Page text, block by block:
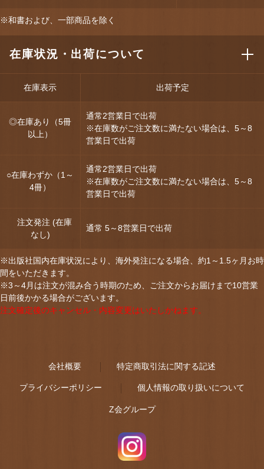
※和書および、一部商品を除く
在庫状況・出荷について
在庫表示 出荷予定
◎在庫あり（5冊
以上）
通常2営業日で出荷
※在庫数がご注文数に満たない場合は、5～8
営業日で出荷
○在庫わずか（1～
4冊）
通常2営業日で出荷
※在庫数がご注文数に満たない場合は、5～8
営業日で出荷
注文発注 (在庫
なし)
通常 5～8営業日で出荷
※出版社国内在庫状況により、海外発注になる場合、約1～1.5ヶ月お時
間をいただきます。
※3～4月は注文が混み合う時期のため、ご注文からお届けまで10営業
日前後かかる場合がございます。
注文確定後のキャンセル・内容変更はいたしかねます。
会社概要 特定商取引法に関する記述
プライバシーポリシー 個人情報の取り扱いについて
Z会グループ